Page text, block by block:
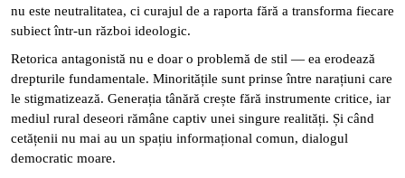
nu este neutralitatea, ci curajul de a raporta fără a transforma fiecare
subiect într-un război ideologic.
Retorica antagonistă nu e doar o problemă de stil — ea erodează
drepturile fundamentale. Minoritățile sunt prinse între narațiuni care
le stigmatizează. Generația tânără crește fără instrumente critice, iar
mediul rural deseori rămâne captiv unei singure realități. Și când
cetățenii nu mai au un spațiu informațional comun, dialogul
democratic moare.